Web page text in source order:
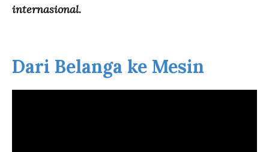
internasional.
Dari Belanga ke Mesin